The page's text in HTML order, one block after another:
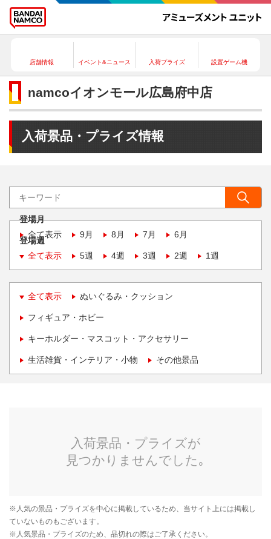
店舗情報 イベント&ニュース 入荷プライズ 設置ゲーム機
namcoイオンモール広島府中店
入荷景品・プライズ情報
登場月
全て表示
9月 8月 7月 6月
登場週
全て表示
5週 4週 3週 2週 1週
全て表示 ぬいぐるみ・クッション
フィギュア・ホビー
キーホルダー・マスコット・アクセサリー
生活雑貨・インテリア・小物 その他景品